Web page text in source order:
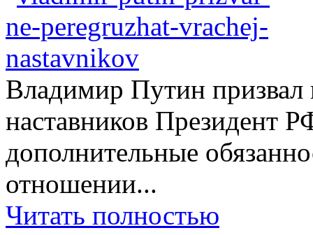
Владимир Путин призвал
наставников Президент
дополнительные
отношении...
Читать полностью